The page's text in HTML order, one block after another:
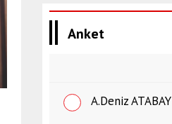
Anket
A.Deniz ATABAY